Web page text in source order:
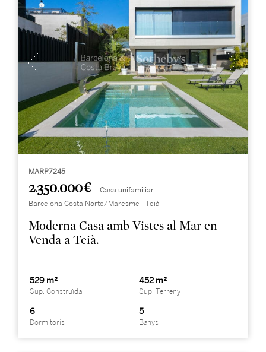
MARP7245
2.350.000 € Casa unifamiliar
Barcelona Costa Norte/Maresme - Teià
Moderna Casa amb Vistes al Mar en
Venda a Teià.
529 m²
Sup. Construïda
452 m²
Sup. Terreny
6
Dormitoris
5
Banys